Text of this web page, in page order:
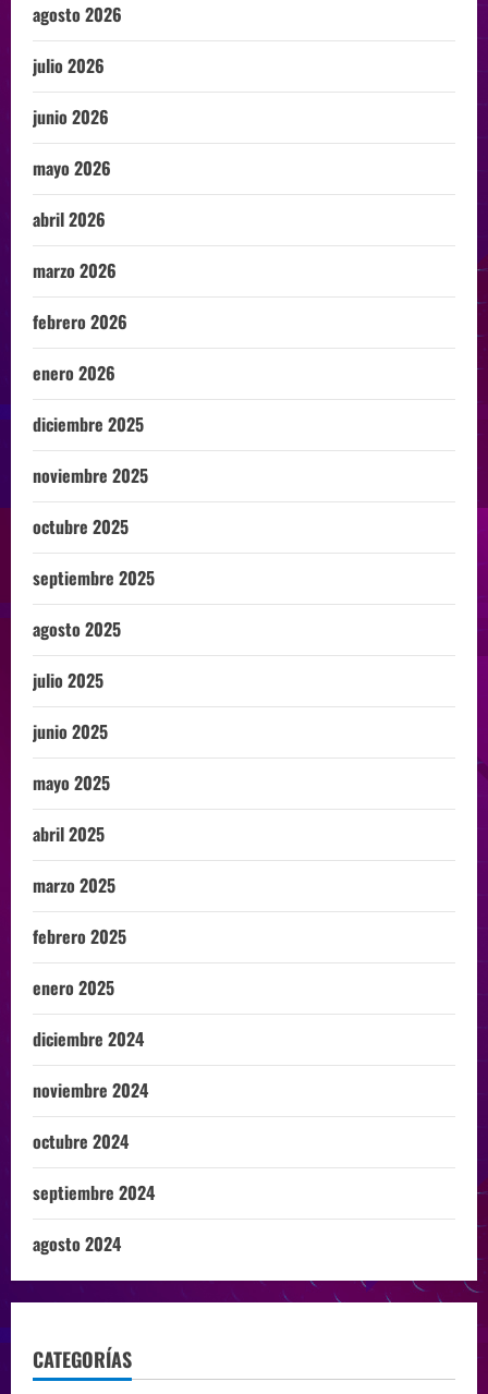
agosto 2026
julio 2026
junio 2026
mayo 2026
abril 2026
marzo 2026
febrero 2026
enero 2026
diciembre 2025
noviembre 2025
octubre 2025
septiembre 2025
agosto 2025
julio 2025
junio 2025
mayo 2025
abril 2025
marzo 2025
febrero 2025
enero 2025
diciembre 2024
noviembre 2024
octubre 2024
septiembre 2024
agosto 2024
CATEGORÍAS